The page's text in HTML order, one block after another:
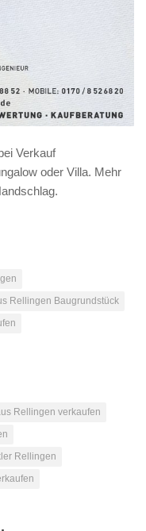
bei Verkauf
oder Villa. Mehr
Rellingen Baugrundstück
Rellingen verkaufen
Rellingen